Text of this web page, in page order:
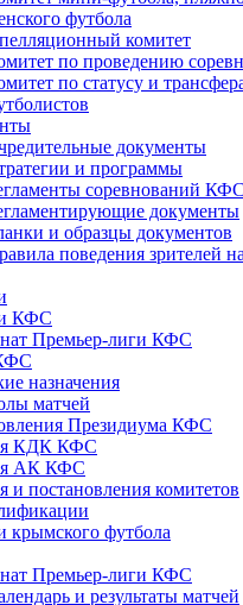
футбола
комитет
по проведению
по статусу и
документы
и программы
соревнований КФС
документы
и образцы документов
поведения зрителей
КФС
Премьер-лиги КФС
назначения
матчей
Президиума КФС
КДК КФС
АК КФС
и постановления комитетов
крымского футбола
Премьер-лиги КФС
и результаты матчей